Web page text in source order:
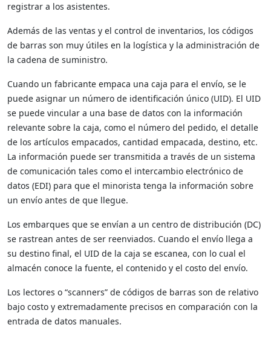
registrar a los asistentes.
Además de las ventas y el control de inventarios, los códigos
de barras son muy útiles en la logística y la administración de
la cadena de suministro.
Cuando un fabricante empaca una caja para el envío, se le
puede asignar un número de identificación único (UID). El UID
se puede vincular a una base de datos con la información
relevante sobre la caja, como el número del pedido, el detalle
de los artículos empacados, cantidad empacada, destino, etc.
La información puede ser transmitida a través de un sistema
de comunicación tales como el intercambio electrónico de
datos (EDI) para que el minorista tenga la información sobre
un envío antes de que llegue.
Los embarques que se envían a un centro de distribución (DC)
se rastrean antes de ser reenviados. Cuando el envío llega a
su destino final, el UID de la caja se escanea, con lo cual el
almacén conoce la fuente, el contenido y el costo del envío.
Los lectores o “scanners” de códigos de barras son de relativo
bajo costo y extremadamente precisos en comparación con la
entrada de datos manuales.